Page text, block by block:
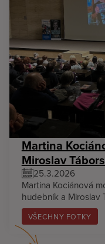
Martina
Miroslav
25.3.2026
Martina Kociánová
hudebník a Miroslav
VŠECHNY FOTKY